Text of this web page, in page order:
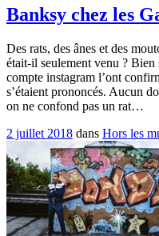
Banksy chez les
Des rats, des ânes et des
était-il seulement venu ?
compte instagram l’ont
s’étaient prononcés. Aucun
on ne confond pas un rat…
2 juillet 2018 dans Hors les